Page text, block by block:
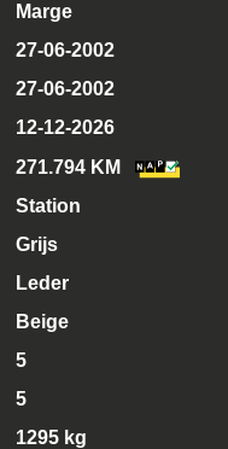
Marge
27-06-2002
27-06-2002
12-12-2026
271.794 KM
Station
Grijs
Leder
Beige
5
5
1295 kg